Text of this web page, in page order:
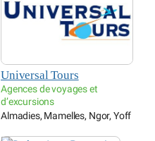
Universal Tours
Agences de voyages et
d’excursions
Almadies, Mamelles, Ngor, Yoff